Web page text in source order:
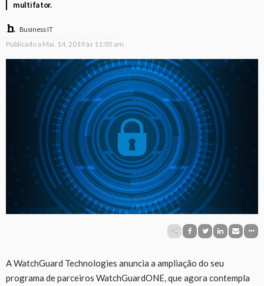
multifator.
Business IT
Publicado a Mai. 14, 2019 às 11:05 am
A WatchGuard Technologies anuncia a ampliação do seu
programa de parceiros WatchGuardONE, que agora contempla